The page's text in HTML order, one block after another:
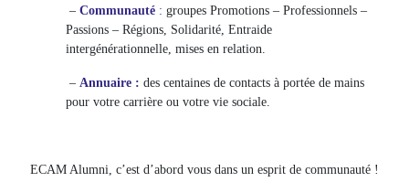
– Communauté : groupes Promotions – Professionnels –
Passions – Régions, Solidarité, Entraide
intergénérationnelle, mises en relation.
– Annuaire : des centaines de contacts à portée de mains
pour votre carrière ou votre vie sociale.
ECAM Alumni, c’est d’abord vous dans un esprit de communauté !